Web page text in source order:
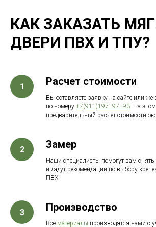
КАК ЗАКАЗАТЬ
ДВЕРИ ПВХ И ТПУ?
Расчет стоимости
Вы оставляете заявку на сайте или же
по номеру +7(911)197−97−93 . На
предварительный расчет стоимости
Замер
Наши специалисты помогут вам
и дадут рекомендации по выбору
ПВХ.
Производство
Все материалы производятся нами с